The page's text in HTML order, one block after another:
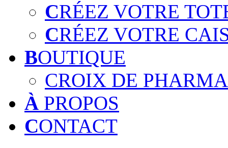
CRÉEZ VOTRE
CRÉEZ VOTRE
BOUTIQUE
CROIX DE
À PROPOS
CONTACT